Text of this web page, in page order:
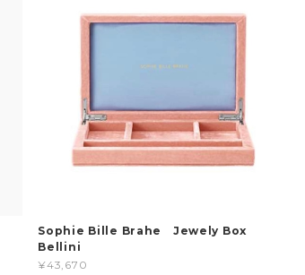
Sophie Bille Brahe Jewely Box
Bellini
¥43,670